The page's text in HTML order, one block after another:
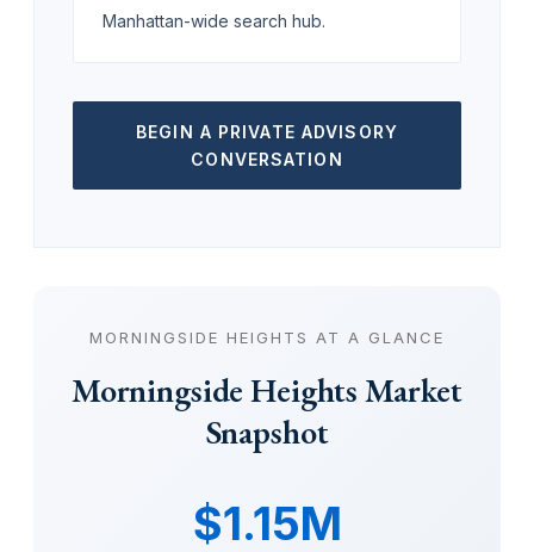
Manhattan-wide search hub.
BEGIN A PRIVATE ADVISORY
CONVERSATION
MORNINGSIDE HEIGHTS AT A GLANCE
Morningside Heights Market
Snapshot
$1.15M